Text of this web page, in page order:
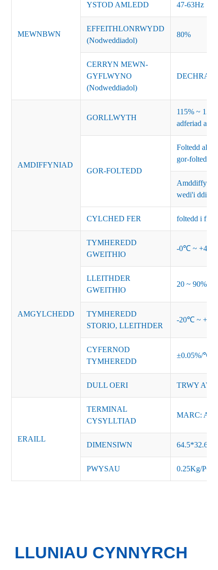
MEWNBWN
YSTOD AMLEDD 47-63Hz
EFFEITHLONRWYDD
(Nodweddiadol)
80%
CERRYN MEWN-
GYFLWYNO
(Nodweddiadol)
DECHRAU
AMDIFFYNIAD
GORLLWYTH
115% ~
adferiad
GOR-FOLTEDD
Foltedd
gor-foltedd
wedi'i
CYLCHED FER foltedd i
AMGYLCHEDD
TYMHEREDD
GWEITHIO
-0℃ ~ +45℃
LLEITHDER
GWEITHIO
20 ~ 90%
TYMHEREDD
STORIO, LLEITHDER
-20℃ ~
CYFERNOD
TYMHEREDD
±0.05%/℃
DULL OERI TRWY
ERAILL
TERMINAL
CYSYLLTIAD
MARC:
DIMENSIWN
PWYSAU 0.25Kg/PCS
LLUNIAU CYNNYRCH